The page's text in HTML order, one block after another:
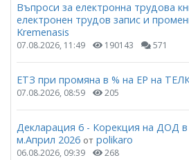
Въпроси за електронна трудова
електронен трудов запис и
Kremenasis
07.08.2026, 11:49 190143 571
ЕТЗ при промяна в % на ЕР на
07.08.2026, 08:59 205
Декларация 6 - Корекция на ДОД в
м.Април 2026 от polikaro
06.08.2026, 09:39 268